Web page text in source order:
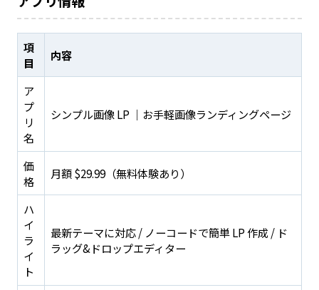
項
目
内容
ア
プ
リ
名
シンプル画像 LP ｜お手軽画像ランディングページ
価
格
月額 $29.99（無料体験あり）
ハ
イ
ラ
イ
ト
最新テーマに対応 / ノーコードで簡単 LP 作成 / ド
ラッグ&ドロップエディター